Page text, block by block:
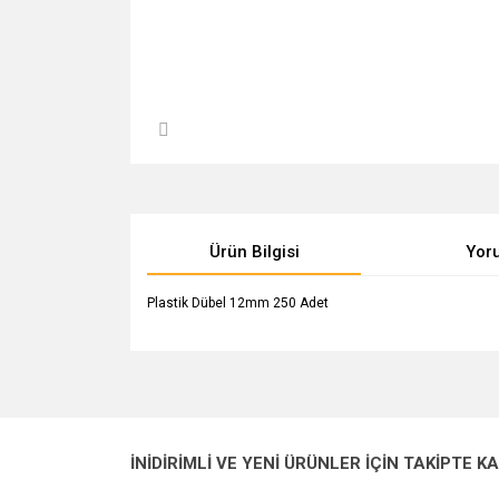
Ürün Bilgisi
Plastik Dübel 12mm 250 Adet
Ürün açıklamasında eksik bilgiler bulunuyor.
İNİDİRİMLİ VE YENİ ÜRÜNLER İÇİN TAKİPTE